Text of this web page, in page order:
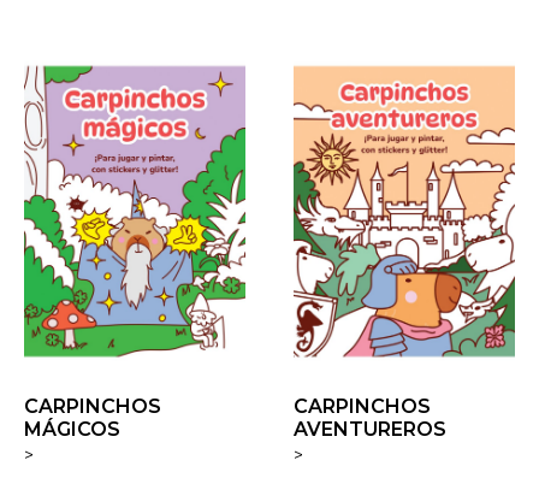
CARPINCHOS
MÁGICOS
>
CARPINCHOS
AVENTUREROS
>